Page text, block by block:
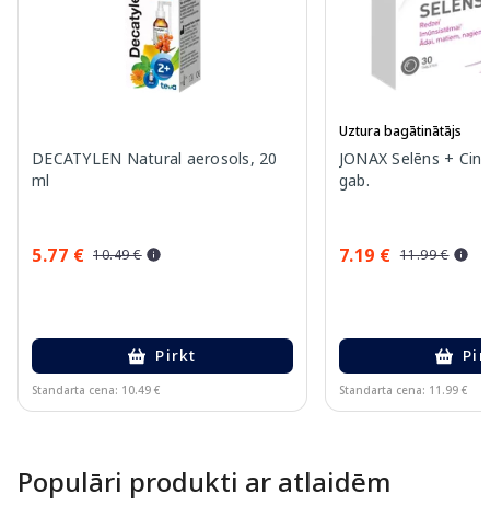
DECATYLEN Natural aerosols, 20
ml
5.77 € 10.49 €
Pirkt
Standarta cena: 10.49 €
Uztura bagātinātājs
JONAX Selēns +
gab.
7.19 € 11.99 €
Standarta cena: 11.99 €
Populāri produkti ar atlaidēm